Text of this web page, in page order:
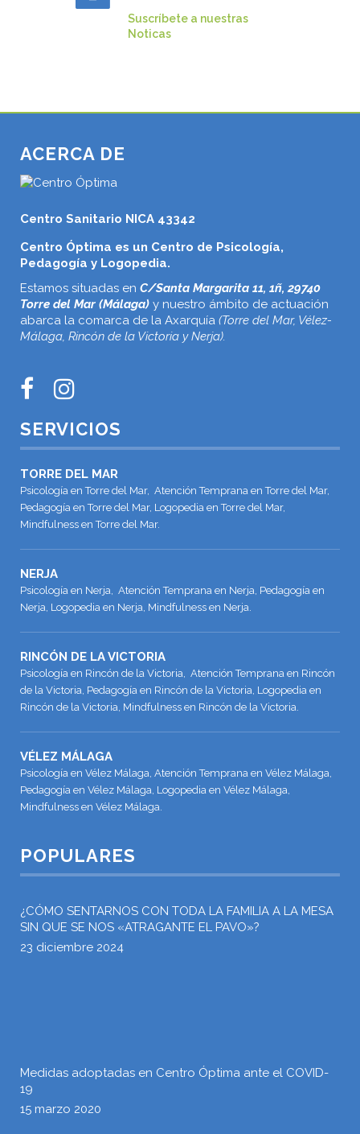
Suscríbete a nuestras
Noticas
ACERCA DE
Centro Sanitario NICA 43342
Centro Óptima es un Centro de Psicología,
Pedagogía y Logopedia.
Estamos situadas en C/Santa Margarita 11, 1ñ, 29740
Torre del Mar (Málaga) y nuestro ámbito de actuación
abarca la comarca de la Axarquía (Torre del Mar, Vélez-
Málaga, Rincón de la Victoria y Nerja).
SERVICIOS
TORRE DEL MAR
Psicología en Torre del Mar, Atención Temprana en Torre del Mar,
Pedagogía en Torre del Mar, Logopedia en Torre del Mar,
Mindfulness en Torre del Mar.
NERJA
Psicología en Nerja, Atención Temprana en Nerja, Pedagogía en
Nerja, Logopedia en Nerja, Mindfulness en Nerja.
RINCÓN DE LA VICTORIA
Psicología en Rincón de la Victoria, Atención Temprana en Rincón
de la Victoria, Pedagogía en Rincón de la Victoria, Logopedia en
Rincón de la Victoria, Mindfulness en Rincón de la Victoria.
VÉLEZ MÁLAGA
Psicología en Vélez Málaga, Atención Temprana en Vélez Málaga,
Pedagogía en Vélez Málaga, Logopedia en Vélez Málaga,
Mindfulness en Vélez Málaga.
POPULARES
¿CÓMO SENTARNOS CON TODA LA FAMILIA A LA MESA
SIN QUE SE NOS «ATRAGANTE EL PAVO»?
23 diciembre 2024
Medidas adoptadas en Centro Óptima ante el COVID-
19
15 marzo 2020